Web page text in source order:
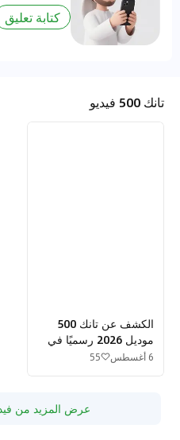
كتابة تعليق
تانك 500 فيديو
الكشف عن تانك 500
موديل 2026 رسميًا في
الصين
6 أغسطس 55
عرض المزيد من